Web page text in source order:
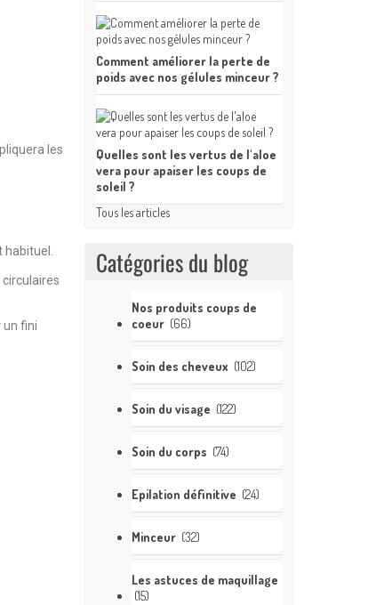
les
habituel.
un fini
Comment améliorer la perte de
poids avec nos gélules minceur ?
Quelles sont les vertus de l'aloe
vera pour apaiser les coups de
soleil ?
Tous les articles
Catégories du blog
Nos produits coups de
coeur (66)
Soin des cheveux (102)
Soin du visage (122)
Soin du corps (74)
Epilation définitive (24)
Minceur (32)
Les astuces de maquillage
(15)